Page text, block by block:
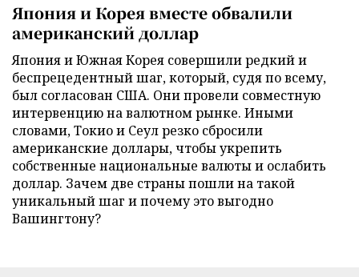
Япония и Корея вместе обвалили
американский доллар
Япония и Южная Корея совершили редкий и
беспрецедентный шаг, который, судя по всему,
был согласован США. Они провели совместную
интервенцию на валютном рынке. Иными
словами, Токио и Сеул резко сбросили
американские доллары, чтобы укрепить
собственные национальные валюты и ослабить
доллар. Зачем две страны пошли на такой
уникальный шаг и почему это выгодно
Вашингтону?